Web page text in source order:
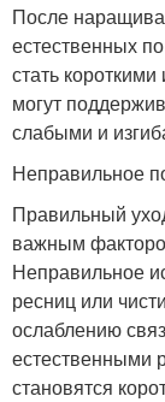
После
естественных
стать
могут
слабыми и
Неправильное
Правильный
важным
Неправильное
ресниц или
ослаблению
естественными
становятся